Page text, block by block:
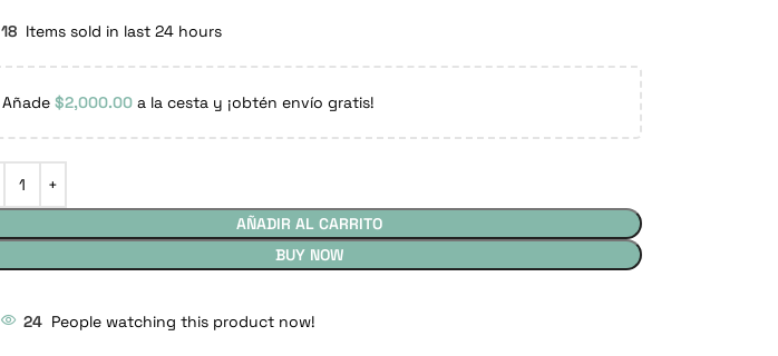
18 Items sold in last 24 hours
Añade $2,000.00a la cesta y ¡obtén envío gratis!
AÑADIR AL CARRITO
BUY NOW
24 People watching this product now!